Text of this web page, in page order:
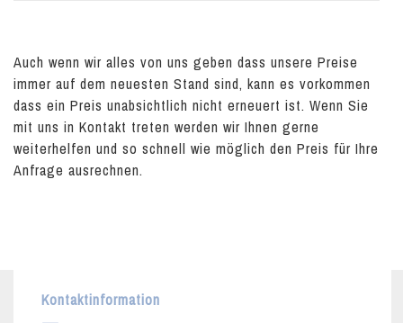
Auch wenn wir alles von uns geben dass unsere Preise
immer auf dem neuesten Stand sind, kann es vorkommen
dass ein Preis unabsichtlich nicht erneuert ist. Wenn Sie
mit uns in Kontakt treten werden wir Ihnen gerne
weiterhelfen und so schnell wie möglich den Preis für Ihre
Anfrage ausrechnen.
Kontaktinformation